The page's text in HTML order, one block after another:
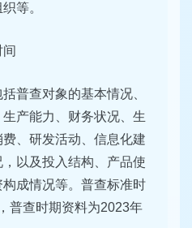
等。
普查对象的基本情况、
产能力、财务状况、生
、研发活动、信息化建
以及投入结构、产品使
成情况等。普查标准时
普查时期资料为2023年